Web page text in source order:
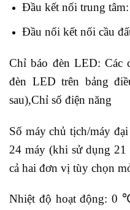
Đầu kết nối trung
Đầu nối kết nối cầu
Chỉ báo đèn LED: Các
đèn LED trên bảng
sau),Chỉ số điện năng
Số máy chủ tịch/máy
24 máy (khi sử dụng
cả hai đơn vị tùy chọn
Nhiệt độ hoạt động: